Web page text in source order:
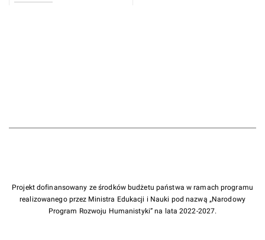
Projekt dofinansowany ze środków budżetu państwa w ramach programu
realizowanego przez Ministra Edukacji i Nauki pod nazwą „Narodowy
Program Rozwoju Humanistyki” na lata 2022-2027.